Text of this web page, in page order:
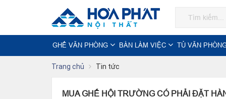
GHẾ VĂN PHÒNG BÀN LÀM VIỆC TỦ VĂN
Trang chủ Tin tức
MUA GHẾ HỘI TRƯỜNG CÓ PHẢI ĐẶT